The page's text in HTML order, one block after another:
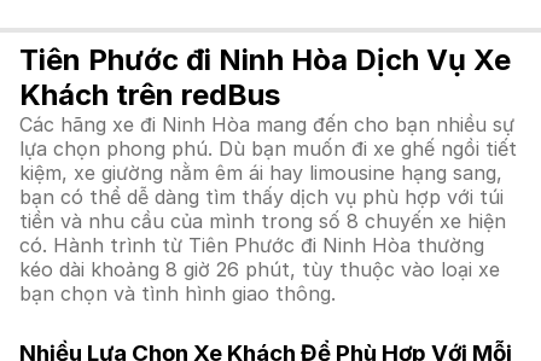
Tiên Phước đi Ninh Hòa Dịch Vụ Xe
Khách trên redBus
Các hãng xe đi Ninh Hòa mang đến cho bạn nhiều sự
lựa chọn phong phú. Dù bạn muốn đi xe ghế ngồi tiết
kiệm, xe giường nằm êm ái hay limousine hạng sang,
bạn có thể dễ dàng tìm thấy dịch vụ phù hợp với túi
tiền và nhu cầu của mình trong số 8 chuyến xe hiện
có. Hành trình từ Tiên Phước đi Ninh Hòa thường
kéo dài khoảng 8 giờ 26 phút, tùy thuộc vào loại xe
bạn chọn và tình hình giao thông.
Nhiều Lựa Chọn Xe Khách Để Phù Hợp Với Mỗi